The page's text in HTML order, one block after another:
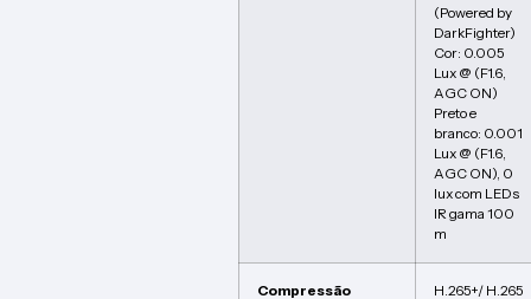
(Powered by
DarkFighter)
Cor: 0.005
Lux @ (F1.6,
AGC ON)
Preto e
branco: 0.001
Lux @ (F1.6,
AGC ON), 0
lux com LEDs
IR gama 100
m
Compressão
H.265+/ H.265